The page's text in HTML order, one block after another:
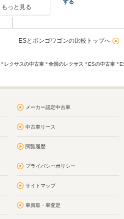
する
もっと見る
ESとボンゴワゴンの比較トップへ
レクサスの中古車 全国のレクサス ESの中古車
メーカー認定中古車
中古車リース
閲覧履歴
プライバシーポリシー
サイトマップ
車買取・車査定